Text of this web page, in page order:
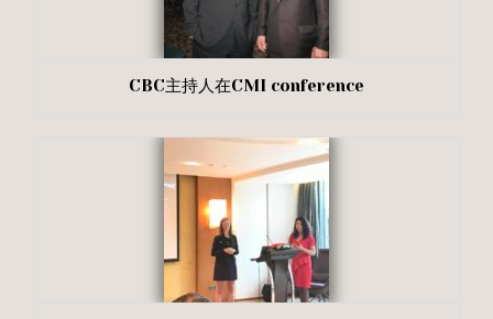
CBC主持人在CMI conference